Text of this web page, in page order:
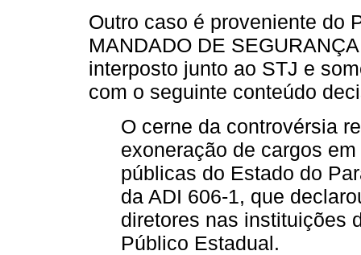
Outro caso é proveniente do
MANDADO DE
interposto junto ao STJ e
com o seguinte conteúdo
O cerne da controvérsia
exoneração de cargos
públicas do Estado do
da ADI 606-1, que
diretores nas instituições
Público Estadual.